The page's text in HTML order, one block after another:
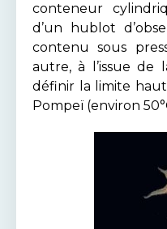
conteneur
d’un hublot
contenu sous
autre, à l’issue de
définir la limite
Pompeï (environ